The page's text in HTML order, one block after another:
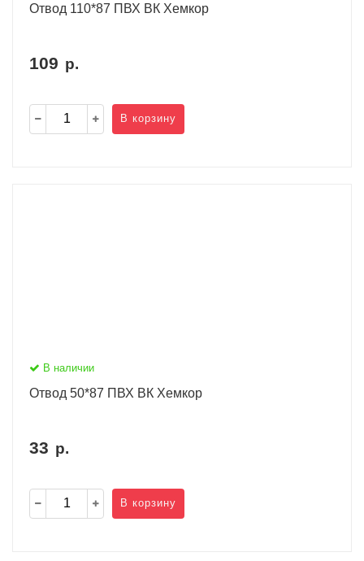
Отвод 110*87 ПВХ ВК Хемкор
109 р.
В корзину
В наличии
Отвод 50*87 ПВХ ВК Хемкор
33 р.
В корзину